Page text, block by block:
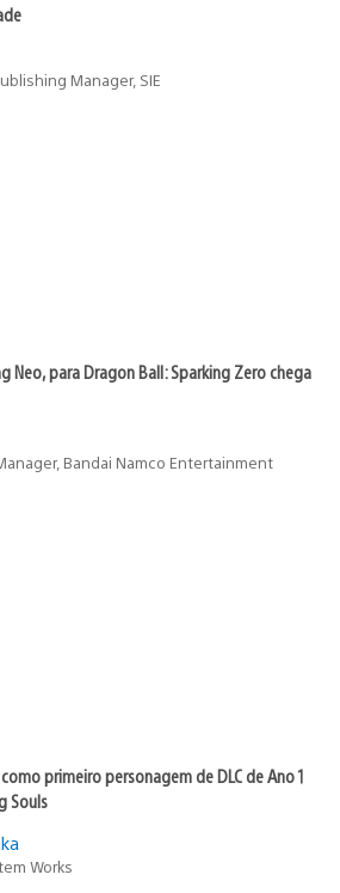
Manager, SIE
Neo, para Dragon Ball: Sparking Zero chega
Bandai Namco Entertainment
primeiro personagem de DLC de Ano 1
Souls
Works